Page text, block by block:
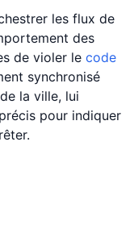
les flux de
des
de violer le code
synchronisé
la ville, lui
pour indiquer